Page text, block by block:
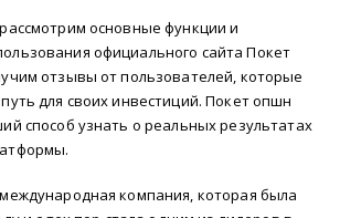
основные функции и
официального сайта Покет
отзывы от пользователей, которые
для своих инвестиций. Покет опшн
способ узнать о реальных результатах
компания, которая была